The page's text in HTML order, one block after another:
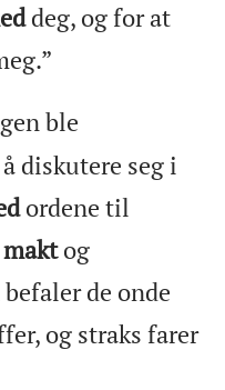
deg, og for at
ble
diskutere seg i
ordene til
maktog
de onde
og straks farer